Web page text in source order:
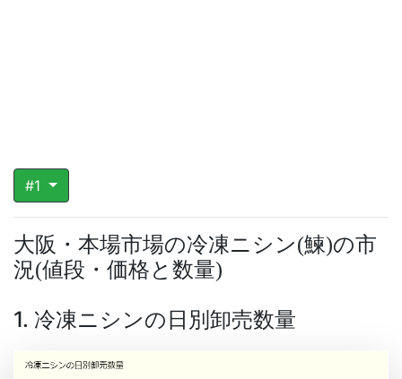
#1
大阪・本場市場の冷凍ニシン(鰊)の市
況(値段・価格と数量)
1. 冷凍ニシンの日別卸売数量